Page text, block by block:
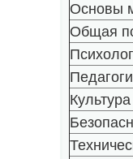
Основы
Общая